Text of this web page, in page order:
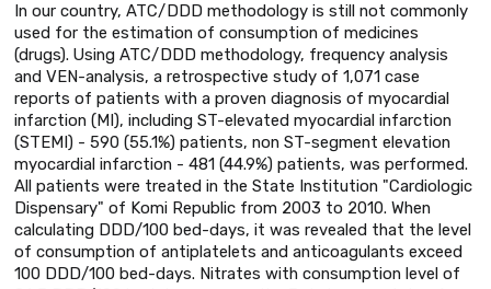
In our country, ATC/DDD methodology is still not commonly
used for the estimation of consumption of medicines
(drugs). Using ATC/DDD methodology, frequency analysis
and VEN-analysis, a retrospective study of 1,071 case
reports of patients with a proven diagnosis of myocardial
infarction (MI), including ST-elevated myocardial infarction
(STEMI) - 590 (55.1%) patients, non ST-segment elevation
myocardial infarction - 481 (44.9%) patients, was performed.
All patients were treated in the State Institution "Cardiologic
Dispensary" of Komi Republic from 2003 to 2010. When
calculating DDD/100 bed-days, it was revealed that the level
of consumption of antiplatelets and anticoagulants exceed
100 DDD/100 bed-days. Nitrates with consumption level of